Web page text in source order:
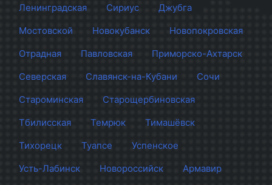
Ленинградская
Сириус
Джубга
Мостовской
Новокубанск
Новопокровская
Отрадная
Павловская
Приморско-Ахтарск
Северская
Славянск-на-Кубани
Сочи
Староминская
Старощербиновская
Тбилисская
Темрюк
Тимашёвск
Тихорецк
Туапсе
Успенское
Усть-Лабинск
Новороссийск
Армавир